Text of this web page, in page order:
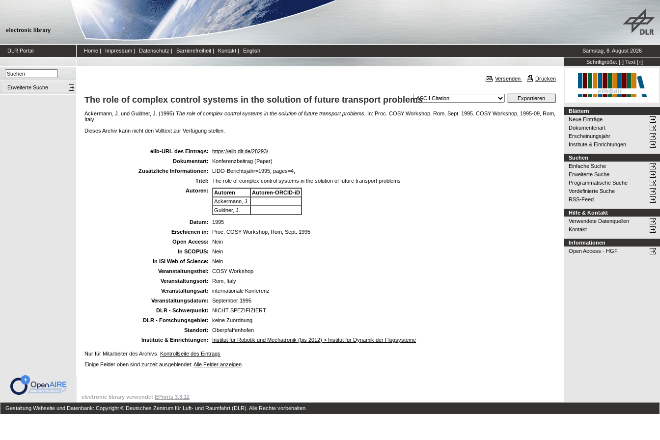
DLR Portal Home | Impressum | Datenschutz | Barrierefreiheit | Kontakt | English
Samstag, 8. August 2026
Schriftgröße: [-] Text [+]
Erweiterte Suche
Versenden Drucken
The role of complex control systems in the solution of future transport problems
Ackermann, J. und Guldner, J. (1995) The role of complex control systems in the solution of future transport problems. In: Proc. COSY Workshop, Rom, Sept. 1995. COSY Workshop, 1995-09, Rom,
Italy.
Dieses Archiv kann nicht den Volltext zur Verfügung stellen.
elib-URL des Eintrags:
https://elib.dlr.de/28293/
Dokumentart:
Konferenzbeitrag (Paper)
Zusätzliche Informationen:
LIDO-Berichtsjahr=1995, pages=4,
Titel:
The role of complex control systems in the solution of future transport problems
Autoren:
Autoren
Autoren-ORCID-iD
Ackermann, J.
Guldner, J.
Datum:
1995
Erschienen in:
Proc. COSY Workshop, Rom, Sept. 1995
Open Access:
Nein
In SCOPUS:
Nein
In ISI Web of Science:
Nein
Veranstaltungstitel:
COSY Workshop
Veranstaltungsort:
Rom, Italy
Veranstaltungsart:
internationale Konferenz
Veranstaltungsdatum:
September 1995
DLR - Schwerpunkt:
NICHT SPEZIFIZIERT
DLR - Forschungsgebiet:
keine Zuordnung
Standort:
Oberpfaffenhofen
Institute & Einrichtungen:
Institut für Robotik und Mechatronik (bis 2012) > Institut für Dynamik der Flugsysteme
Nur für Mitarbeiter des Archivs: Kontrollseite des Eintrags
Einige Felder oben sind zurzeit ausgeblendet: Alle Felder anzeigen
Blättern
Neue Einträge
Dokumentenart
Erscheinungsjahr
Institute & Einrichtungen
Suchen
Einfache Suche
Erweiterte Suche
Programmatische Suche
Vordefinierte Suche
RSS-Feed
Hilfe & Kontakt
Verwendete Datenquellen
Kontakt
Informationen
Open Access - HGF
electronic library verwendet EPrints 3.3.12
Gestaltung Webseite und Datenbank: Copyright © Deutsches Zentrum für Luft- und Raumfahrt (DLR). Alle Rechte vorbehalten.